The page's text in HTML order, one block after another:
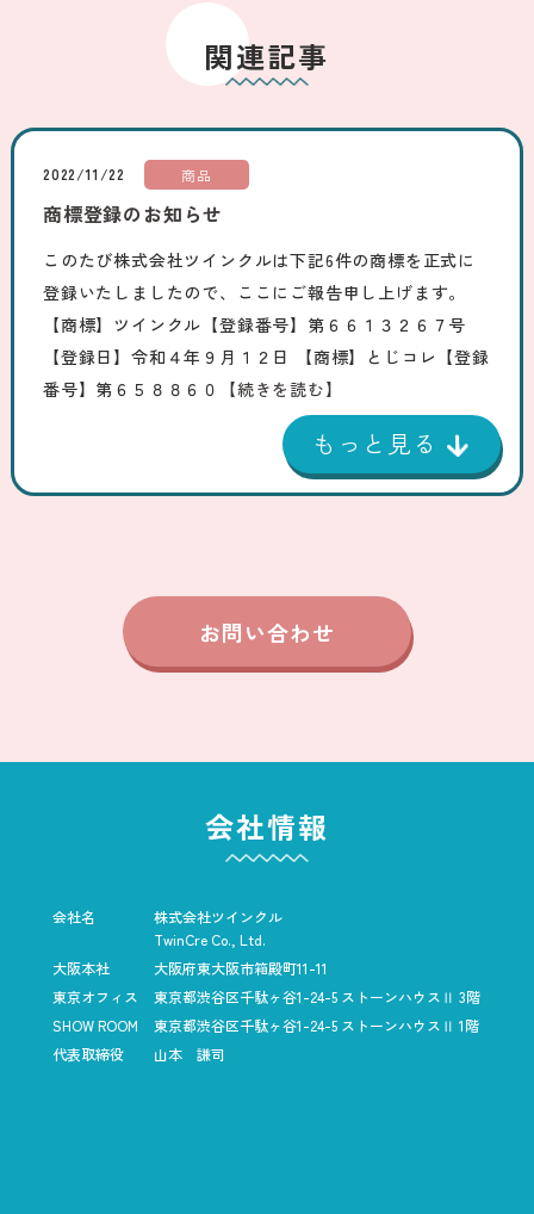
関連記事
2022/11/22 商品
商標登録のお知らせ
このたび株式会社ツインクルは下記6件の商標を正式に
登録いたしましたので、ここにご報告申し上げます。
【商標】ツインクル【登録番号】第６６１３２６７号
【登録日】令和４年９月１２日 【商標】とじコレ【登録
番号】第６５８８６０
【続きを読む】
お問い合わせ
会社情報
会社名
株式会社ツインクル
TwinCre Co., Ltd.
大阪本社
大阪府東大阪市箱殿町11-11
東京オフィス
東京都渋谷区千駄ヶ谷1-24-5 ストーンハウスⅡ 3階
SHOW ROOM
東京都渋谷区千駄ヶ谷1-24-5 ストーンハウスⅡ 1階
代表取締役
山本 謙司